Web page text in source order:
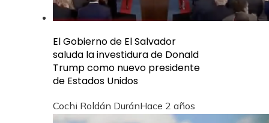
El Gobierno de El Salvador
saluda la investidura de Donald
Trump como nuevo presidente
de Estados Unidos
Cochi Roldán DuránHace 2 años